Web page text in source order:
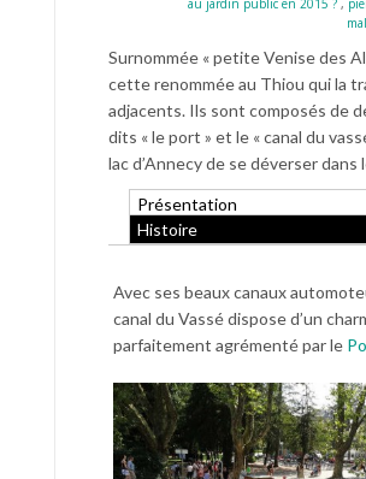
au jardin public en 2015 ? ,
Surnommée « petite Venise des
cette renommée au Thiou qui la
adjacents. Ils sont composés de
dits « le port » et le « canal du
lac d’Annecy de se déverser dans
Présentation
Histoire
Avec ses beaux canaux
canal du Vassé dispose d’un
parfaitement agrémenté par le